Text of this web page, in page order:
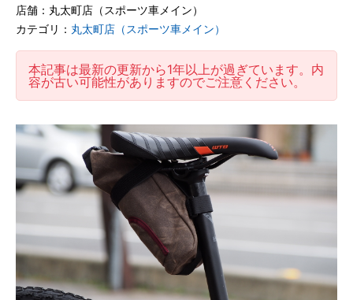
店舗：丸太町店（スポーツ車メイン）
カテゴリ： 丸太町店（スポーツ車メイン）
本記事は最新の更新から1年以上が過ぎています。内
容が古い可能性がありますのでご注意ください。